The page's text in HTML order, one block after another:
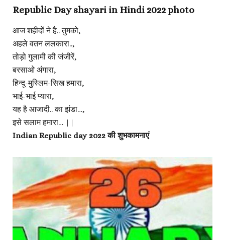
Republic Day shayari in Hindi 2022 photo
आज शहीदों ने है.. तुमको,
अहले वतन ललकारा..,
तोड़ो गुलामी की जंजीरें,
बरसाओ अंगारा,
हिन्दू-मुस्लिम-सिख हमारा,
भाई-भाई प्यारा,
यह है आजादी.. का झंडा…,
इसे सलाम हमारा… ||
Indian Republic day 2022 की शुभकामनाएं